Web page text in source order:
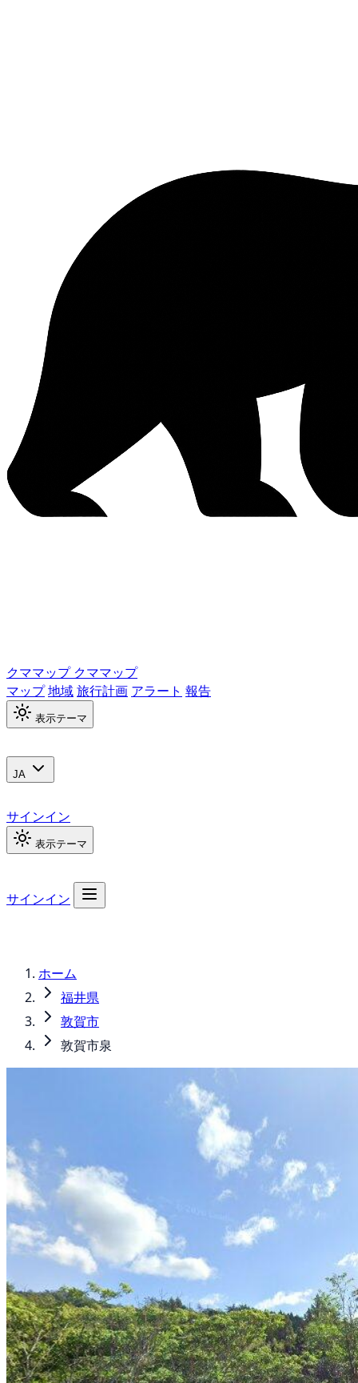
クママップ クママップ
マップ地域旅行計画 アラート 報告
表示テーマ
JA
サインイン
表示テーマ
サインイン
ホーム
福井県
敦賀市
敦賀市泉